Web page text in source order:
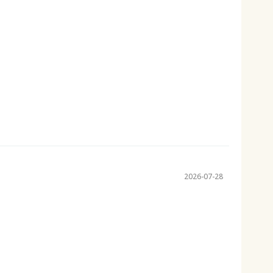
2026-07-28